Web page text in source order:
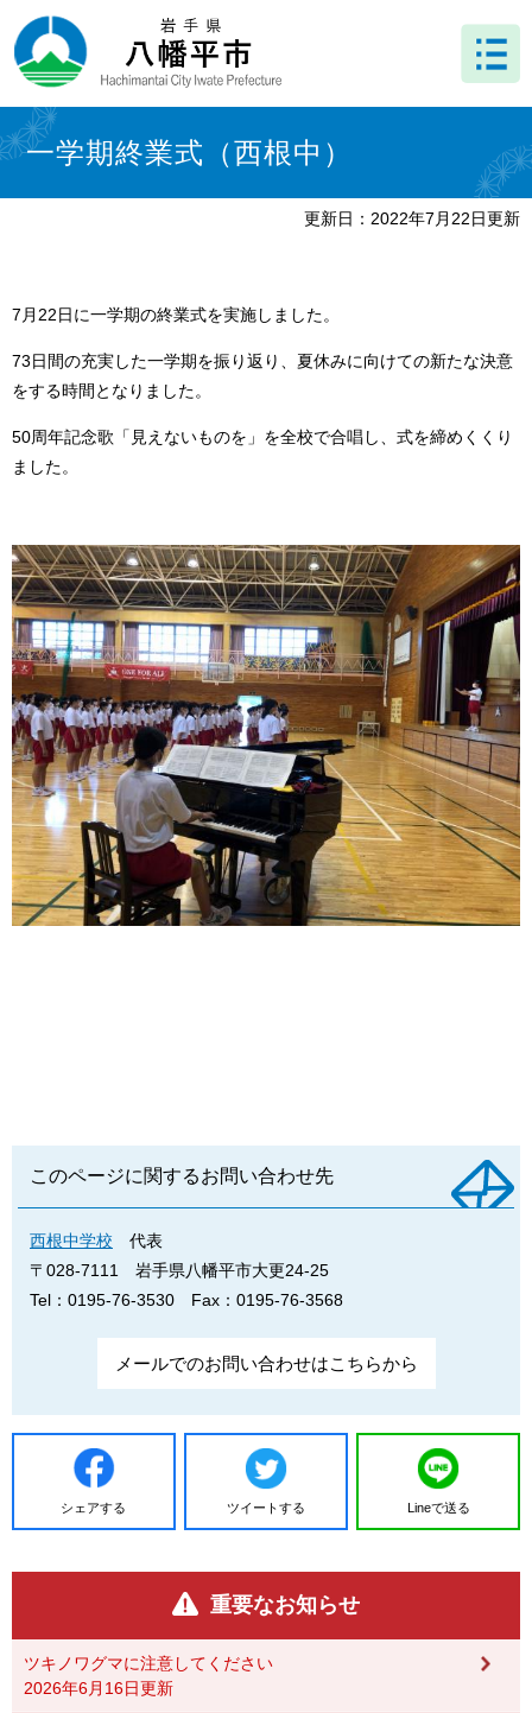
ー
ジ
先
頭
で
ニ
ュ
を
飛
ば
文 一学期終業式（西根中）
更新日：2022年7月22日更新
7月22日に一学期の終業式を実施しました。
73日間の充実した一学期を振り返り、夏休みに向けての新たな決意
をする時間となりました。
50周年記念歌「見えないものを」を全校で合唱し、式を締めくくり
ました。
このページに関するお問い合わせ先
西根中学校
代表
〒028-7111
岩手県八幡平市大更24-25
Tel：0195-76-3530
Fax：0195-76-3568
メールでのお問い合わせはこちらから
シェアする ツイートする Lineで送る
重要なお知らせ
ツキノワグマに注意してください
2026年6月16日更新